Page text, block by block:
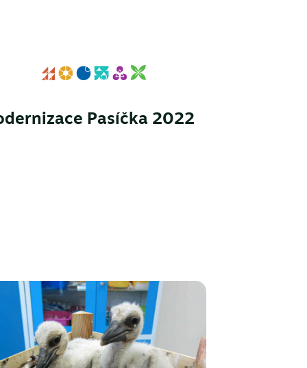
Pasíčka 2022